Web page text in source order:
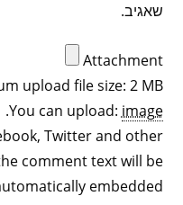
שאגיב.
Attachment
upload file size: 2 MB.
You can upload: image
.
Twitter and other
comment text will be
embedded.